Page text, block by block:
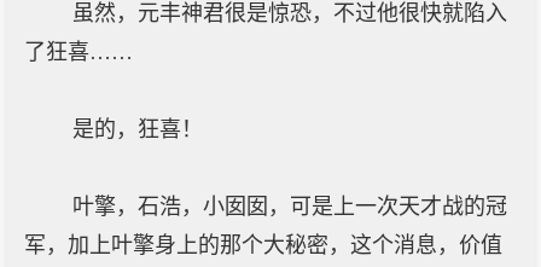
虽然，元丰神君很是惊恐，不过他很快就陷入
了狂喜……
是的，狂喜！
叶擎，石浩，小囡囡，可是上一次天才战的冠
军，加上叶擎身上的那个大秘密，这个消息，价值